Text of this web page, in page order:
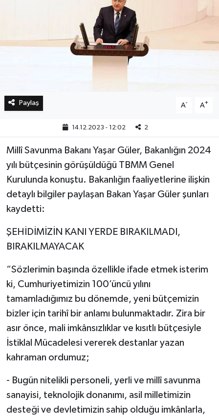
Paylaş A- A+
14.12.2023 - 12:02 2
Millî Savunma Bakanı Yaşar Güler, Bakanlığın 2024
yılı bütçesinin görüşüldüğü TBMM Genel
Kurulunda konuştu. Bakanlığın faaliyetlerine ilişkin
detaylı bilgiler paylaşan Bakan Yaşar Güler şunları
kaydetti:
ŞEHİDİMİZİN KANI YERDE BIRAKILMADI,
BIRAKILMAYACAK
“Sözlerimin başında özellikle ifade etmek isterim
ki, Cumhuriyetimizin 100’üncü yılını
tamamladığımız bu dönemde, yeni bütçemizin
bizler için tarihî bir anlamı bulunmaktadır. Zira bir
asır önce, mali imkânsızlıklar ve kısıtlı bütçesiyle
İstiklal Mücadelesi vererek destanlar yazan
kahraman ordumuz;
- Bugün nitelikli personeli, yerli ve millî savunma
sanayisi, teknolojik donanımı, asil milletimizin
desteği ve devletimizin sahip olduğu imkânlarla,